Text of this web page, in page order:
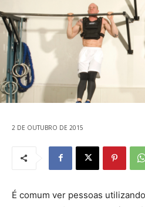
2 DE OUTUBRO DE 2015
É comum ver pessoas